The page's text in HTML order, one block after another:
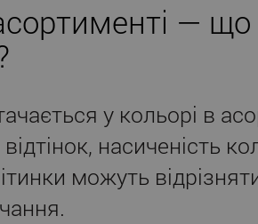
—
у кольорі в
насиченість
можуть